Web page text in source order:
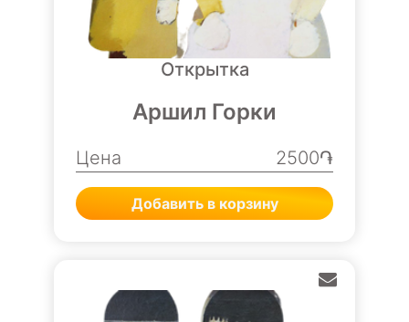
Открытка
Аршил Горки
Цена 2500֏
Добавить в корзину